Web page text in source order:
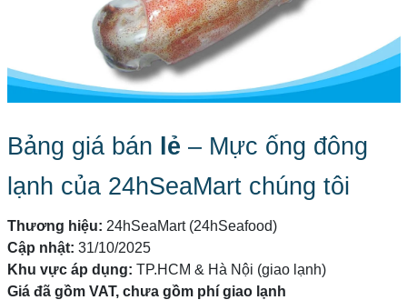
Bảng giá bán lẻ – Mực ống đông
lạnh của 24hSeaMart chúng tôi
Thương hiệu: 24hSeaMart (24hSeafood)
Cập nhật: 31/10/2025
Khu vực áp dụng: TP.HCM & Hà Nội (giao lạnh)
Giá đã gồm VAT, chưa gồm phí giao lạnh